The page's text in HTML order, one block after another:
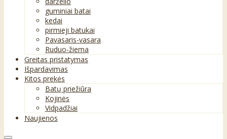
guminiai batai
kedai
pirmieji batukai
Pavasaris-vasara
Ruduo-žiema
Greitas pristatymas
Išpardavimas
Kitos prekės
Batų priežiūra
Kojinės
Vidpadžiai
Naujienos